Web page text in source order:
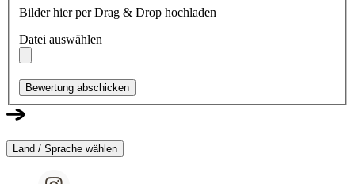
Bilder hier per Drag & Drop hochladen
Datei auswählen
Bewertung abschicken
Land / Sprache wählen